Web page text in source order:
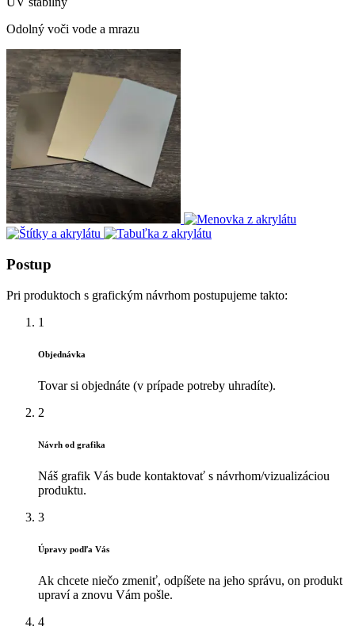
Odolný voči vode a mrazu
Postup
Pri produktoch s grafickým návrhom postupujeme takto:
1
Objednávka
Tovar si objednáte (v prípade potreby uhradíte).
2
Návrh od grafika
Náš grafik Vás bude kontaktovať s návrhom/vizualizáciou
produktu.
3
Úpravy podľa Vás
Ak chcete niečo zmeniť, odpíšete na jeho správu, on produkt
upraví a znovu Vám pošle.
4